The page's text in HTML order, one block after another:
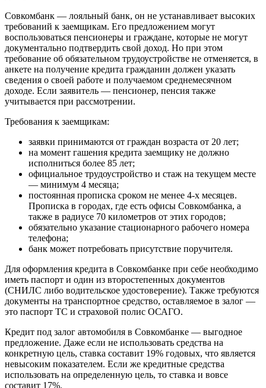
Совкомбанк — лояльный банк, он не устанавливает высоких
требований к заемщикам. Его предложением могут
воспользоваться пенсионеры и граждане, которые не могут
документально подтвердить свой доход. Но при этом
требование об обязательном трудоустройстве не отменяется, в
анкете на получение кредита гражданин должен указать
сведения о своей работе и получаемом среднемесячном
доходе. Если заявитель — пенсионер, пенсия также
учитывается при рассмотрении.
Требования к заемщикам:
заявки принимаются от граждан возраста от 20 лет;
на момент гашения кредита заемщику не должно
исполниться более 85 лет;
официальное трудоустройство и стаж на текущем месте
— минимум 4 месяца;
постоянная прописка сроком не менее 4-х месяцев.
Прописка в городах, где есть офисы Совкомбанка, а
также в радиусе 70 километров от этих городов;
обязательно указание стационарного рабочего номера
телефона;
банк может потребовать присутствие поручителя.
Для оформления кредита в Совкомбанке при себе необходимо
иметь паспорт и один из второстепенных документов
(СНИЛС либо водительское удостоверение). Также требуются
документы на транспортное средство, оставляемое в залог —
это паспорт ТС и страховой полис ОСАГО.
Кредит под залог автомобиля в Совкомбанке — выгодное
предложение. Даже если не использовать средства на
конкретную цель, ставка составит 19% годовых, что является
невысоким показателем. Если же кредитные средства
использовать на определенную цель, то ставка и вовсе
составит 17%.